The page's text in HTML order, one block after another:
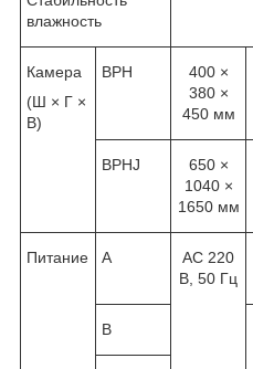
влажность
Камера
(Ш × Г ×
В)
ВРН
400 ×
380 ×
450 мм
ВРНJ
650 ×
1040 ×
1650 мм
Питание А
AC 220
В, 50 Гц
В